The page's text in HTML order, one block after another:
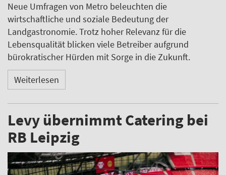
Neue Umfragen von Metro beleuchten die
wirtschaftliche und soziale Bedeutung der
Landgastronomie. Trotz hoher Relevanz für die
Lebensqualität blicken viele Betreiber aufgrund
bürokratischer Hürden mit Sorge in die Zukunft.
Weiterlesen
Levy übernimmt Catering bei
RB Leipzig